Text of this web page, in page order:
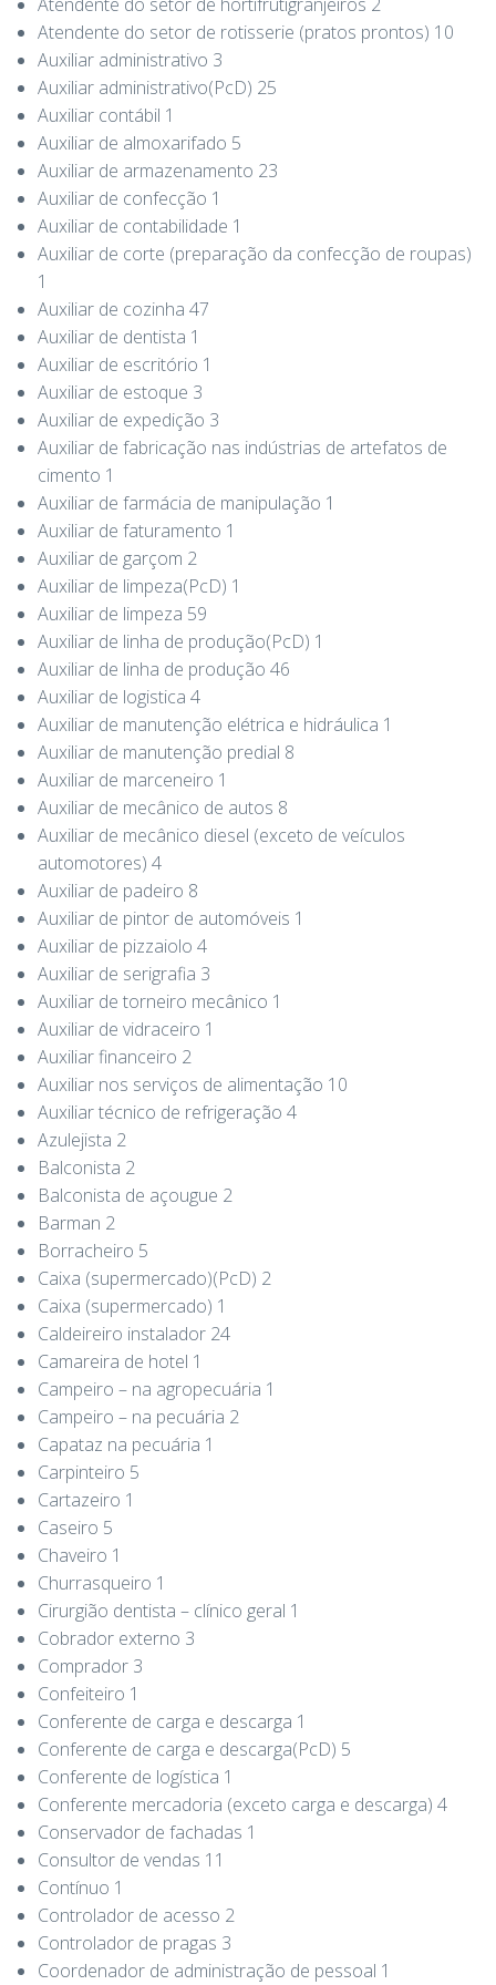
Atendente do setor de rotisserie (pratos prontos) 10
Auxiliar administrativo 3
Auxiliar administrativo(PcD) 25
Auxiliar contábil 1
Auxiliar de almoxarifado 5
Auxiliar de armazenamento 23
Auxiliar de confecção 1
Auxiliar de contabilidade 1
Auxiliar de corte (preparação da confecção de roupas)
1
Auxiliar de cozinha 47
Auxiliar de dentista 1
Auxiliar de escritório 1
Auxiliar de estoque 3
Auxiliar de expedição 3
Auxiliar de fabricação nas indústrias de artefatos de
cimento 1
Auxiliar de farmácia de manipulação 1
Auxiliar de faturamento 1
Auxiliar de garçom 2
Auxiliar de limpeza(PcD) 1
Auxiliar de limpeza 59
Auxiliar de linha de produção(PcD) 1
Auxiliar de linha de produção 46
Auxiliar de logistica 4
Auxiliar de manutenção elétrica e hidráulica 1
Auxiliar de manutenção predial 8
Auxiliar de marceneiro 1
Auxiliar de mecânico de autos 8
Auxiliar de mecânico diesel (exceto de veículos
automotores) 4
Auxiliar de padeiro 8
Auxiliar de pintor de automóveis 1
Auxiliar de pizzaiolo 4
Auxiliar de serigrafia 3
Auxiliar de torneiro mecânico 1
Auxiliar de vidraceiro 1
Auxiliar financeiro 2
Auxiliar nos serviços de alimentação 10
Auxiliar técnico de refrigeração 4
Azulejista 2
Balconista 2
Balconista de açougue 2
Barman 2
Borracheiro 5
Caixa (supermercado)(PcD) 2
Caixa (supermercado) 1
Caldeireiro instalador 24
Camareira de hotel 1
Campeiro – na agropecuária 1
Campeiro – na pecuária 2
Capataz na pecuária 1
Carpinteiro 5
Cartazeiro 1
Caseiro 5
Chaveiro 1
Churrasqueiro 1
Cirurgião dentista – clínico geral 1
Cobrador externo 3
Comprador 3
Confeiteiro 1
Conferente de carga e descarga 1
Conferente de carga e descarga(PcD) 5
Conferente de logística 1
Conferente mercadoria (exceto carga e descarga) 4
Conservador de fachadas 1
Consultor de vendas 11
Contínuo 1
Controlador de acesso 2
Controlador de pragas 3
Coordenador de administração de pessoal 1